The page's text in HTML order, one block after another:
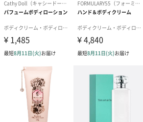
商品詳細情報
商品本体サイ
ズ
幅45mm×奥行45mm×174mm
／内容量
パッケージ外
パッケージサ